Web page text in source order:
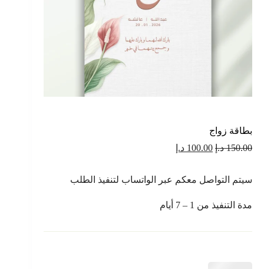
بطاقة زواج
150.00 د.إ السعر
150.00 د.إ.
100.00 د.إ
100.00 د.إ.
سيتم التواصل معكم عبر الواتساب لتنفيذ الطلب
مدة التنفيذ من 1 – 7 أيام